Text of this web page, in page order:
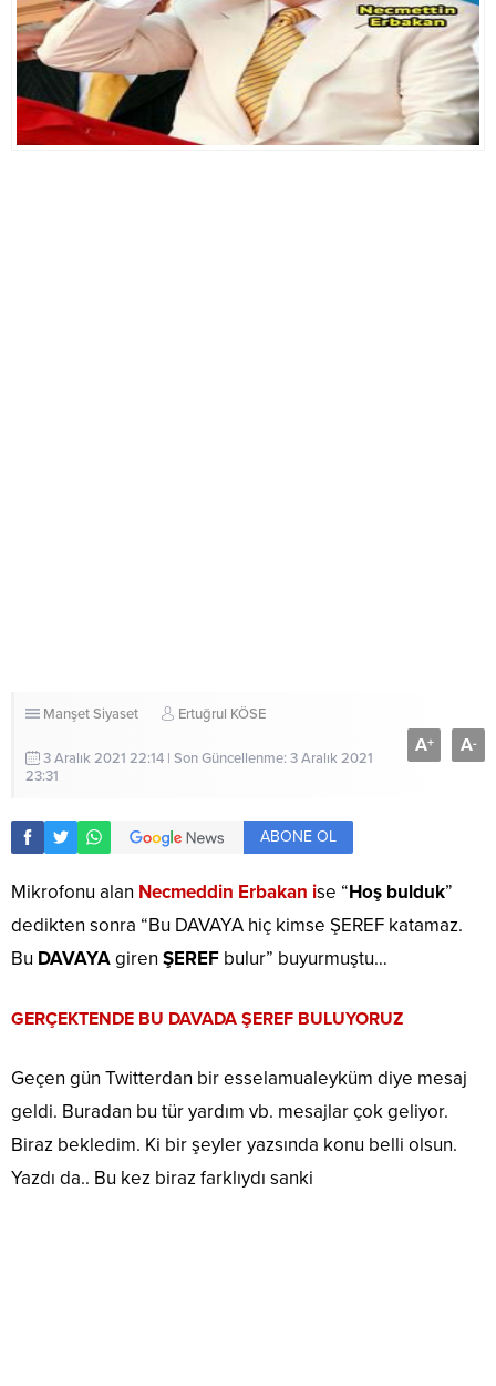
ManşetSiyaset Ertuğrul KÖSE
3 Aralık 2021 22:14 | Son Güncellenme: 3 Aralık 2021
23:31
A+ A-
ABONE OL
Mikrofonu alan Necmeddin Erbakan ise “Hoş bulduk”
dedikten sonra “Bu DAVAYA hiç kimse ŞEREF katamaz.
Bu DAVAYAgiren ŞEREF bulur” buyurmuştu…
GERÇEKTENDE BU DAVADA ŞEREF BULUYORUZ
Geçen gün Twitterdan bir esselamualeyküm diye mesaj
geldi. Buradan bu tür yardım vb. mesajlar çok geliyor.
Biraz bekledim. Ki bir şeyler yazsında konu belli olsun.
Yazdı da.. Bu kez biraz farklıydı sanki